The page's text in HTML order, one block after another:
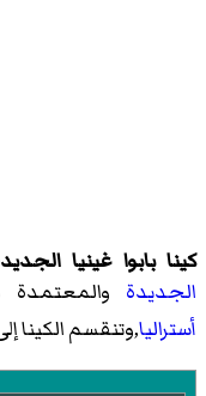
كينا بابوا غينيا
الجديدة والمعتمدة منذ عام
أستراليا,وتنقسم الكينا إلى 100